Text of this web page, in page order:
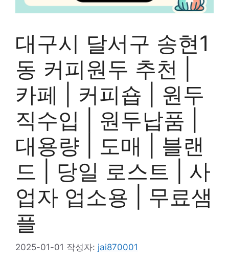
대구시 달서구 송현1
동 커피원두 추천 |
카페 | 커피숍 | 원두
직수입 | 원두납품 |
대용량 | 도매 | 블랜
드 | 당일 로스트 | 사
업자 업소용 | 무료샘
플
2025-01-01 작성자: jai870001